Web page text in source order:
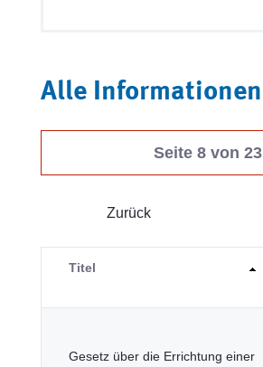
Alle Informationen
Seite 8 von 23
Zurück
Titel
Gesetz über die Errichtung einer